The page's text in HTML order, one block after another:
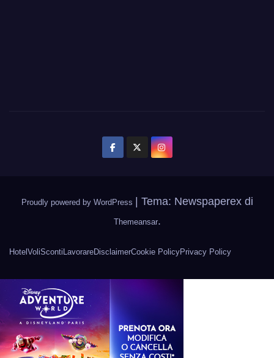
Proudly powered by WordPress | Tema: Newspaperex di
Themeansar.
Hotel VoliSconti LavorareDisclaimerCookie PolicyPrivacy Policy